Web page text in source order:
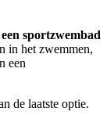
sportzwembad
in het zwemmen,
een
de laatste optie.